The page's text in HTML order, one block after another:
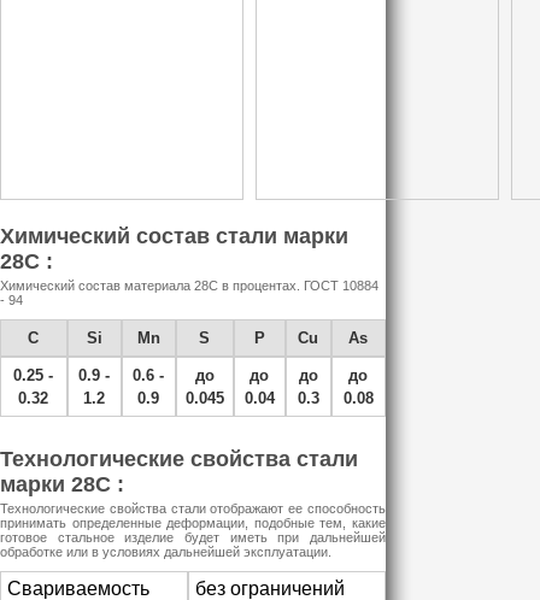
Химический состав стали марки
28С :
Химический состав материала 28С в процентах. ГОСТ 10884
- 94
C Si Mn S P Cu As
0.25 -
0.32
0.9 -
1.2
0.6 -
0.9
до
0.045
до
0.04
до
0.3
до
0.08
Технологические свойства стали
марки 28С :
Технологические свойства стали отображают ее способность
принимать определенные деформации, подобные тем, какие
готовое стальное изделие будет иметь при дальнейшей
обработке или в условиях дальнейшей эксплуатации.
Свариваемость без ограничений